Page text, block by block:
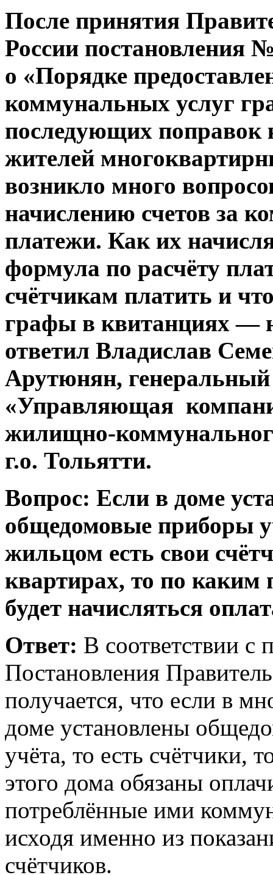
После принятия
России постановления
о «Порядке
коммунальных услуг
последующих поправок
жителей
возникло много
начислению счетов за
платежи. Как их
формула по расчёту
счётчикам платить и
графы в квитанциях —
ответил Владислав
Арутюнян,
«Управляющая
жилищно-
г.о. Тольятти.
Вопрос: Если в доме
общедомовые приборы
жильцом есть свои
квартирах, то по каким
будет начисляться
Ответ: В соответствии с
Постановления
получается, что если в
доме установлены
учёта, то есть счётчики,
этого дома обязаны
потреблённые ими
исходя именно из
счётчиков.